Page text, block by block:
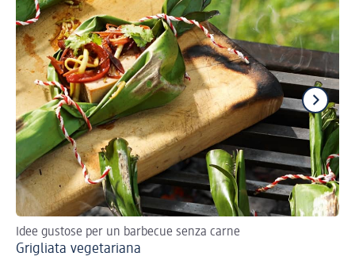
Idee gustose per un barbecue senza carne
Grigliata vegetariana